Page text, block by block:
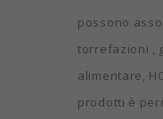
possono
torrefazioni ,
alimentare,
prodotti è